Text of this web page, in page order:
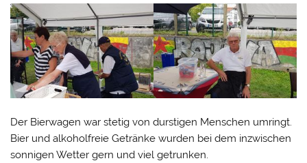
Der Bierwagen war stetig von durstigen Menschen umringt.
Bier und alkoholfreie Getränke wurden bei dem inzwischen
sonnigen Wetter gern und viel getrunken.